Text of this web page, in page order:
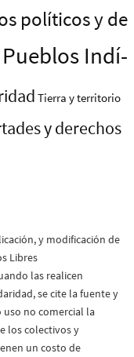
polí­ticos y de
Pueblos Indí­
Tierra y territorio
y derechos
y modificación de
Libres
las realicen
se cite la fuente y
uso no comercial la
los colectivos y
un costo de